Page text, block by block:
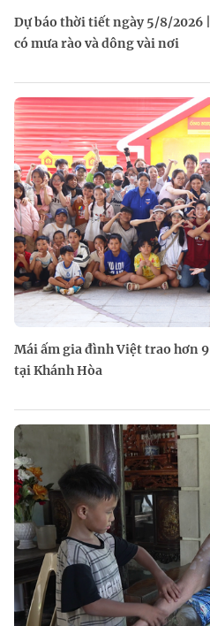
Dự báo thời tiết ngày 5/8/2026
có mưa rào và dông vài nơi
Mái ấm gia đình Việt trao hơn
tại Khánh Hòa